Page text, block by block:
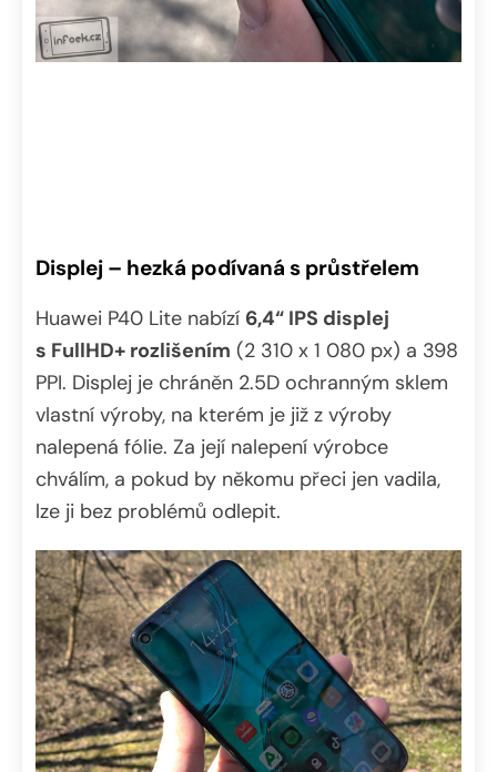
Displej – hezká podívaná s průstřelem
Huawei P40 Lite nabízí 6,4“ IPS displej
s FullHD+ rozlišením (2 310 x 1 080 px) a 398
PPI. Displej je chráněn 2.5D ochranným sklem
vlastní výroby, na kterém je již z výroby
nalepená fólie. Za její nalepení výrobce
chválím, a pokud by někomu přeci jen vadila,
lze ji bez problémů odlepit.